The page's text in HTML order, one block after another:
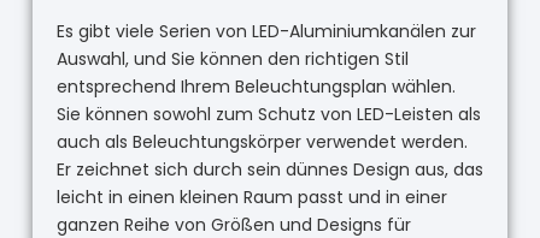
Es gibt viele Serien von LED-Aluminiumkanälen zur
Auswahl, und Sie können den richtigen Stil
entsprechend Ihrem Beleuchtungsplan wählen.
Sie können sowohl zum Schutz von LED-Leisten als
auch als Beleuchtungskörper verwendet werden.
Er zeichnet sich durch sein dünnes Design aus, das
leicht in einen kleinen Raum passt und in einer
ganzen Reihe von Größen und Designs für